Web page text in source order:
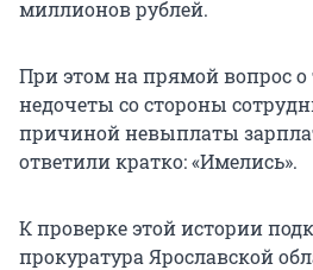
миллионов рублей.
При этом на прямой вопрос
недочеты со стороны
причиной невыплаты
ответили кратко: «Имелись».
К проверке этой истории
прокуратура Ярославской